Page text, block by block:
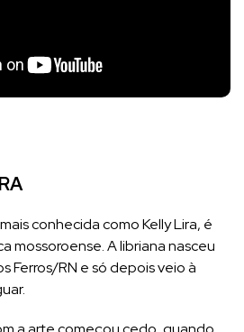
conhecida como Kelly Lira, é
mossoroense. A libriana nasceu
Ferros/RN e só depois veio à